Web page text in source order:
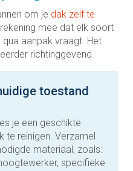
om je dak zelf te
rekening mee dat elk soort
aanpak vraagt. Het
richtinggevend.
toestand
je een geschikte
te reinigen. Verzamel
materiaal, zoals:
specifieke